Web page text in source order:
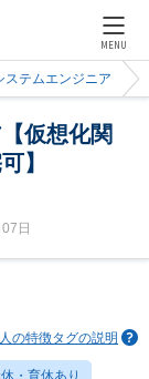
MENU
ステムエンジニア
仮想化関
】
日
の特徴タグの説明
・育休あり